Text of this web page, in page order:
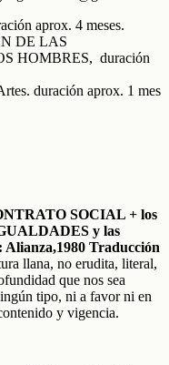
aprox. 4 meses.
DE LAS
HOMBRES, duración
duración aprox. 1 mes
SOCIAL + los
y las
Traducción
llana, no erudita, literal,
que nos sea
tipo, ni a favor ni en
y vigencia.